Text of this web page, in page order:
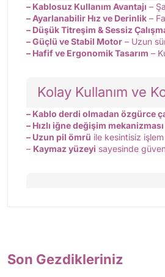
– Kablosuz Kullanım Avantajı –
– Ayarlanabilir Hız ve Derinlik –
– Düşük Titreşim & Sessiz
– Güçlü ve Stabil Motor – Uzun
– Hafif ve Ergonomik Tasarım –
Kolay Kullanım ve
– Kablo derdi olmadan özgürce
– Hızlı iğne değişim mekanizması
– Uzun pil ömrü ile kesintisiz
– Kaymaz yüzeyi sayesinde
Son Gezdikleriniz